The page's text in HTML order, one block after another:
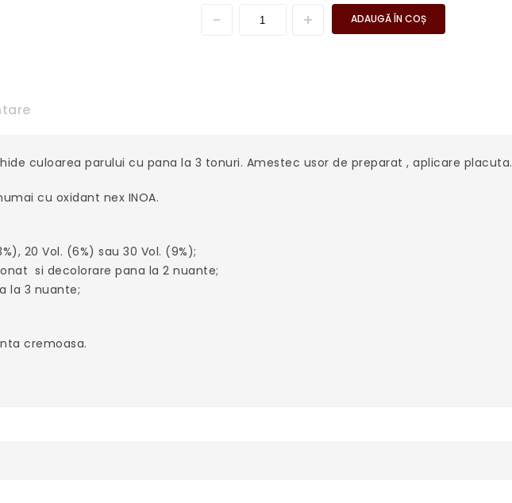
ADAUGĂ ÎN COȘ
culoarea parului cu pana la 3 tonuri. Amestec usor de preparat , aplicare placuta.
cu oxidant nex INOA.
20 Vol. (6%) sau 30 Vol. (9%);
si decolorare pana la 2 nuante;
la 3 nuante;
cremoasa.